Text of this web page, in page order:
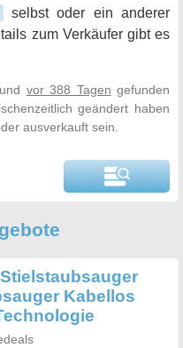
selbst oder ein anderer
zum Verkäufer gibt es
vor 388 Tagen gefunden
geändert haben
ausverkauft sein.
Kabellos